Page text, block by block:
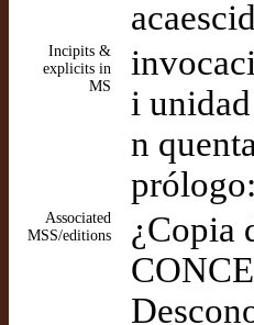
Incipits &
explicits in
MS
i
n
Associated
MSS/editions
¿Copia